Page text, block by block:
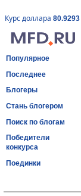
Курс доллара 80.9293
Популярное
Последнее
Блогеры
Стань блогером
Поиск по блогам
Победители
конкурса
Поединки